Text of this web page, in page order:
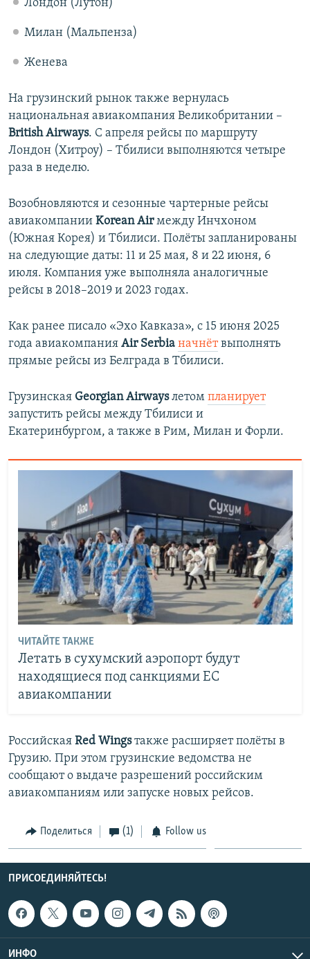
Лондон (Лутон)
Милан (Мальпенза)
Женева
На грузинский рынок также вернулась
национальная авиакомпания Великобритании –
British Airways. С апреля рейсы по маршруту
Лондон (Хитроу) – Тбилиси выполняются четыре
раза в неделю.
Возобновляются и сезонные чартерные рейсы
авиакомпании Korean Airмежду Инчхоном
(Южная Корея) и Тбилиси. Полёты запланированы
на следующие даты: 11 и 25 мая, 8 и 22 июня, 6
июля. Компания уже выполняла аналогичные
рейсы в 2018–2019 и 2023 годах.
Как ранее писало «Эхо Кавказа», с 15 июня 2025
года авиакомпания Air Serbia начнётвыполнять
прямые рейсы из Белграда в Тбилиси.
Грузинская Georgian Airwaysлетом планирует
запустить рейсы между Тбилиси и
Екатеринбургом, а также в Рим, Милан и Форли.
ЧИТАЙТЕ ТАКЖЕ
Летать в сухумский аэропорт будут
находящиеся под санкциями ЕС
авиакомпании
Российская Red Wingsтакже расширяет полёты в
Грузию. При этом грузинские ведомства не
сообщают о выдаче разрешений российским
авиакомпаниям или запуске новых рейсов.
Поделиться (1) Follow us
ПРИСОЕДИНЯЙТЕСЬ!
ИНФО